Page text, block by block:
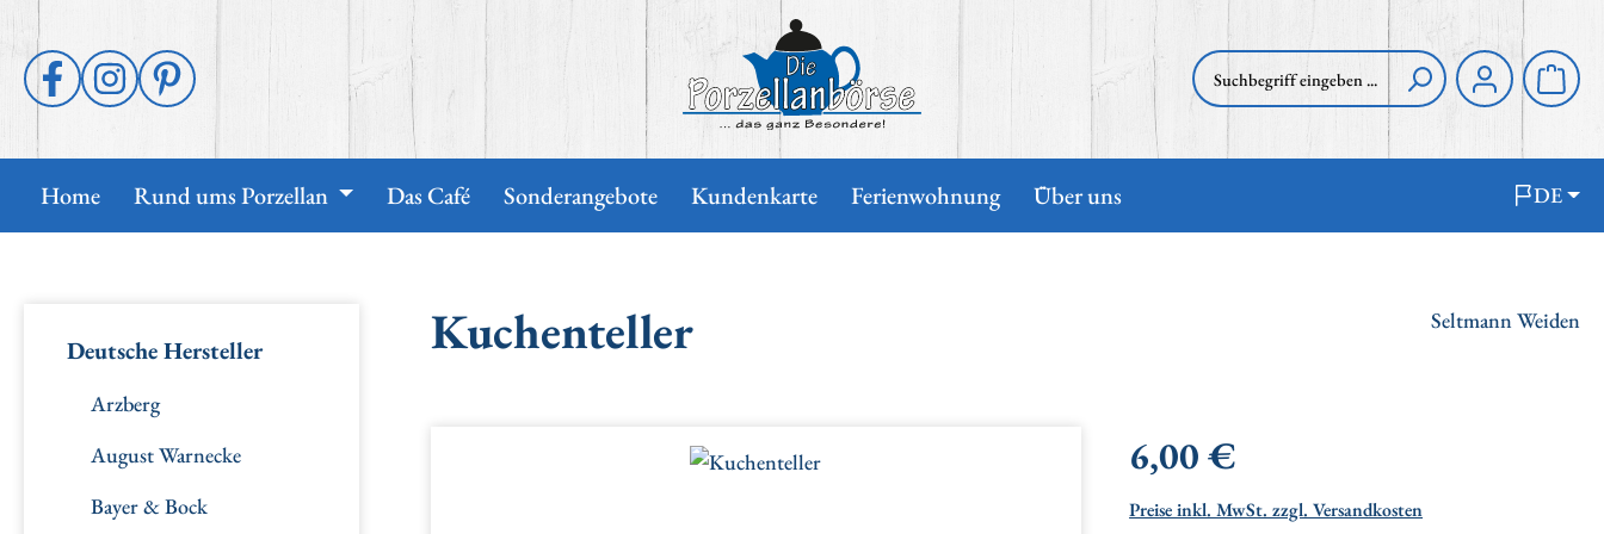
Zur Hauptnavigation springen
Home Rund ums Porzellan Das Café Sonderangebote Kundenkarte Ferienwohnung Über uns DE
Deutsche Hersteller
Arzberg
August Warnecke
Bayer & Bock
Kuchenteller Seltmann Weiden
Regulärer Preis:
6,00 €
Preise inkl. MwSt. zzgl. Versandkosten